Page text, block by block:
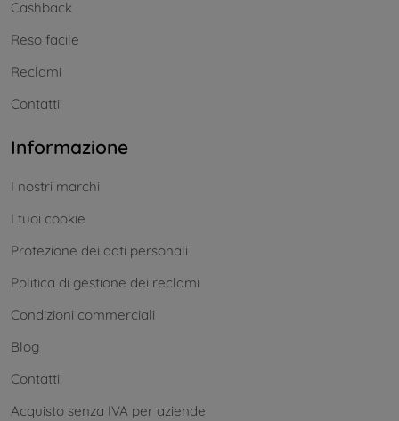
Cashback
Reso facile
Reclami
Contatti
Informazione
I nostri marchi
I tuoi cookie
Protezione dei dati personali
Politica di gestione dei reclami
Condizioni commerciali
Blog
Contatti
Acquisto senza IVA per aziende